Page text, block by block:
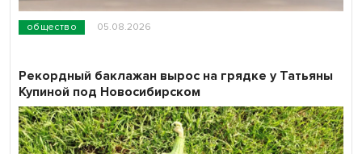
общество 05.08.2026
Рекордный баклажан вырос на грядке у Татьяны
Купиной под Новосибирском